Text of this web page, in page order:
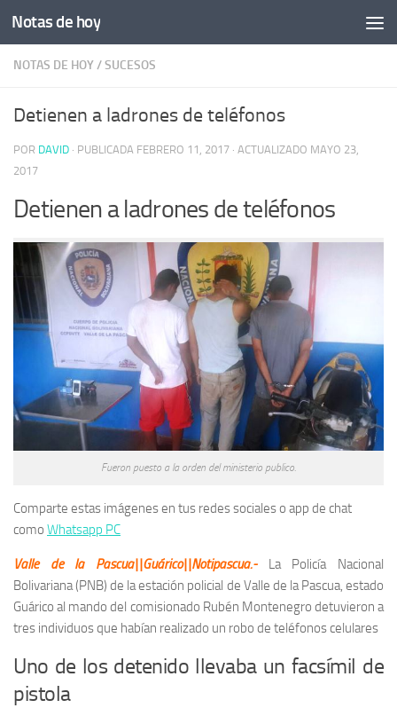
Saltar al contenido
Notas de hoy
NOTAS DE HOY/SUCESOS
Detienen a ladrones de teléfonos
POR DAVID · PUBLICADA FEBRERO 11, 2017 · ACTUALIZADO MAYO 23,
2017
Detienen a ladrones de teléfonos
Fueron puesto a la orden del ministerio publico.
Comparte estas imágenes en tus redes sociales o app de chat
como Whatsapp PC
Valle de la Pascua||Guárico||Notipascua.-
La Policía Nacional
Bolivariana (PNB) de la estación policial de Valle de la Pascua, estado
Guárico al mando del comisionado Rubén Montenegro detuvieron a
tres individuos que habían realizado un robo de teléfonos celulares
Uno de los detenido llevaba un facsímil de
pistola